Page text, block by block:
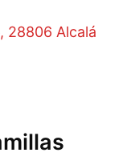
28806 Alcalá